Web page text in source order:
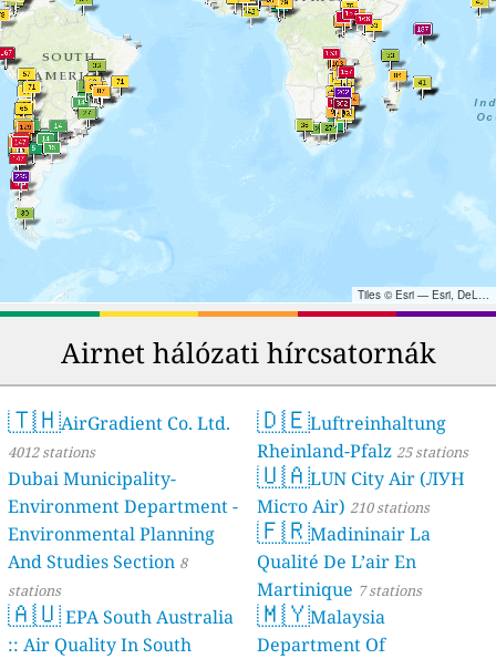
Tiles © Esri — Esri, DeLorme, NAVTEQ, TomTom, Intermap, iPC, USGS, FAO, NPS, NRCAN, GeoBase, Kadaster NL, Ordnance Survey, Esri Japan, METI, Esri China (Hong Kong), and the GIS User Community
Airnet hálózati hírcsatornák
🇹🇭AirGradient Co. Ltd.
4012 stations
Dubai Municipality-
Environment Department -
Environmental Planning
And Studies Section 8
stations
🇦🇺EPA South Australia
:: Air Quality In South
🇩🇪Luftreinhaltung
Rheinland-Pfalz 25 stations
🇺🇦LUN City Air (ЛУН
Місто Air) 210 stations
🇫🇷Madininair La
Qualité De L’air En
Martinique 7 stations
🇲🇾Malaysia
Department Of